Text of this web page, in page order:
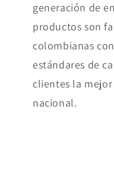
generación de
productos son
colombianas
estándares de
clientes la
nacional.